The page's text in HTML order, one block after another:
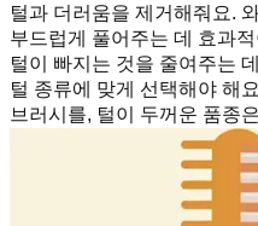
털과 더러움을 제거해줘요.
부드럽게 풀어주는 데 효과
털이 빠지는 것을 줄여주는
털 종류에 맞게 선택해야 해
브러시를, 털이 두꺼운 품종